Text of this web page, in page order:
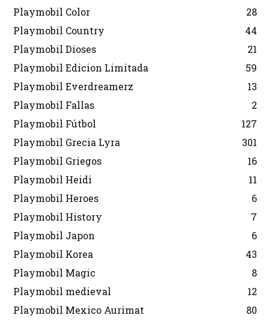
Playmobil Color
28
Playmobil Country
44
Playmobil Dioses
21
Playmobil Edicion Limitada
59
Playmobil Everdreamerz
13
Playmobil Fallas
2
Playmobil Fútbol
127
Playmobil Grecia Lyra
301
Playmobil Griegos
16
Playmobil Heidi
11
Playmobil Heroes
6
Playmobil History
7
Playmobil Japon
6
Playmobil Korea
43
Playmobil Magic
8
Playmobil medieval
12
Playmobil Mexico Aurimat
80